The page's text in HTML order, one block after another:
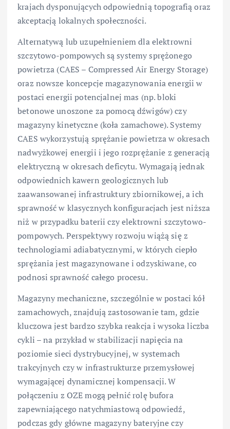
krajach dysponujących odpowiednią topografią oraz
akceptacją lokalnych społeczności.
Alternatywą lub uzupełnieniem dla elektrowni
szczytowo-pompowych są systemy sprężonego
powietrza (CAES – Compressed Air Energy Storage)
oraz nowsze koncepcje magazynowania energii w
postaci energii potencjalnej mas (np. bloki
betonowe unoszone za pomocą dźwigów) czy
magazyny kinetyczne (koła zamachowe). Systemy
CAES wykorzystują sprężanie powietrza w okresach
nadwyżkowej energii i jego rozprężanie z generacją
elektryczną w okresach deficytu. Wymagają jednak
odpowiednich kawern geologicznych lub
zaawansowanej infrastruktury zbiornikowej, a ich
sprawność w klasycznych konfiguracjach jest niższa
niż w przypadku baterii czy elektrowni szczytowo-
pompowych. Perspektywy rozwoju wiążą się z
technologiami adiabatycznymi, w których ciepło
sprężania jest magazynowane i odzyskiwane, co
podnosi sprawność całego procesu.
Magazyny mechaniczne, szczególnie w postaci kół
zamachowych, znajdują zastosowanie tam, gdzie
kluczowa jest bardzo szybka reakcja i wysoka liczba
cykli – na przykład w stabilizacji napięcia na
poziomie sieci dystrybucyjnej, w systemach
trakcyjnych czy w infrastrukturze przemysłowej
wymagającej dynamicznej kompensacji. W
połączeniu z OZE mogą pełnić rolę bufora
zapewniającego natychmiastową odpowiedź,
podczas gdy główne magazyny bateryjne czy